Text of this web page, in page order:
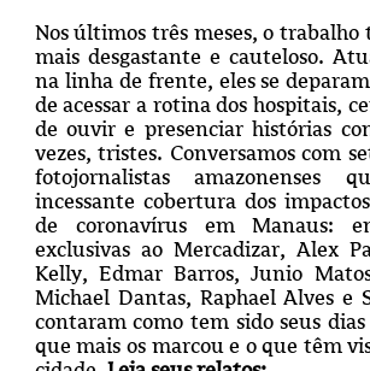
Nos últimos três meses, o trabalho
mais desgastante e cauteloso.
na linha de frente, eles se
de acessar a rotina dos hospitais,
de ouvir e presenciar histórias
vezes, tristes. Conversamos com
fotojornalistas amazonenses
incessante cobertura dos
de coronavírus em Manaus:
exclusivas ao Mercadizar, Alex
Kelly, Edmar Barros, Junio
Michael Dantas, Raphael Alves e
contaram como tem sido seus
que mais os marcou e o que têm